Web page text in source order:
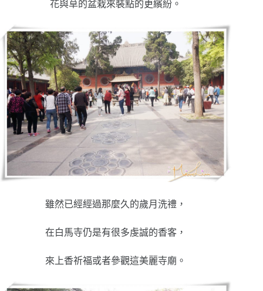
花與草的盆栽來裝點的更繽紛。
雖然已經經過那麼久的歲月洗禮，
在白馬寺仍是有很多虔誠的香客，
來上香祈福或者參觀這美麗寺廟。